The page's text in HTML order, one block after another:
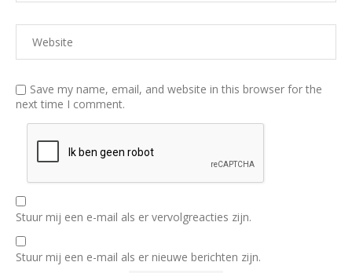
Save my name, email, and website in this browser for the
next time I comment.
Stuur mij een e-mail als er vervolgreacties zijn.
Stuur mij een e-mail als er nieuwe berichten zijn.